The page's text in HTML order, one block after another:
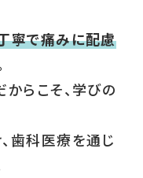
寧で痛みに配慮
らこそ、学びの
歯科医療を通じ